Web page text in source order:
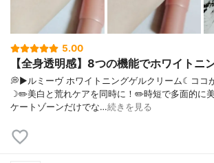
5.00
【全身透明感】8つの機能でホワイトニ
💭▶️ルミーヴ ホワイトニングゲルクリーム☾ココ
☽✏️美白と荒れケアを同時に！✏️時短で多面的に
ケートゾーンだけでな…続きを見る